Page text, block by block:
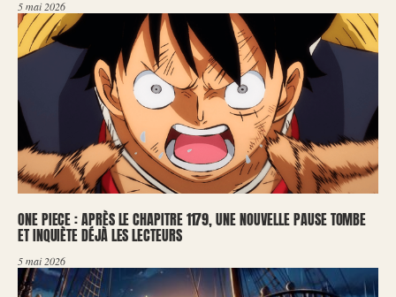
5 mai 2026
ONE PIECE : APRÈS LE CHAPITRE 1179, UNE NOUVELLE PAUSE TOMBE
ET INQUIÈTE DÉJÀ LES LECTEURS
5 mai 2026